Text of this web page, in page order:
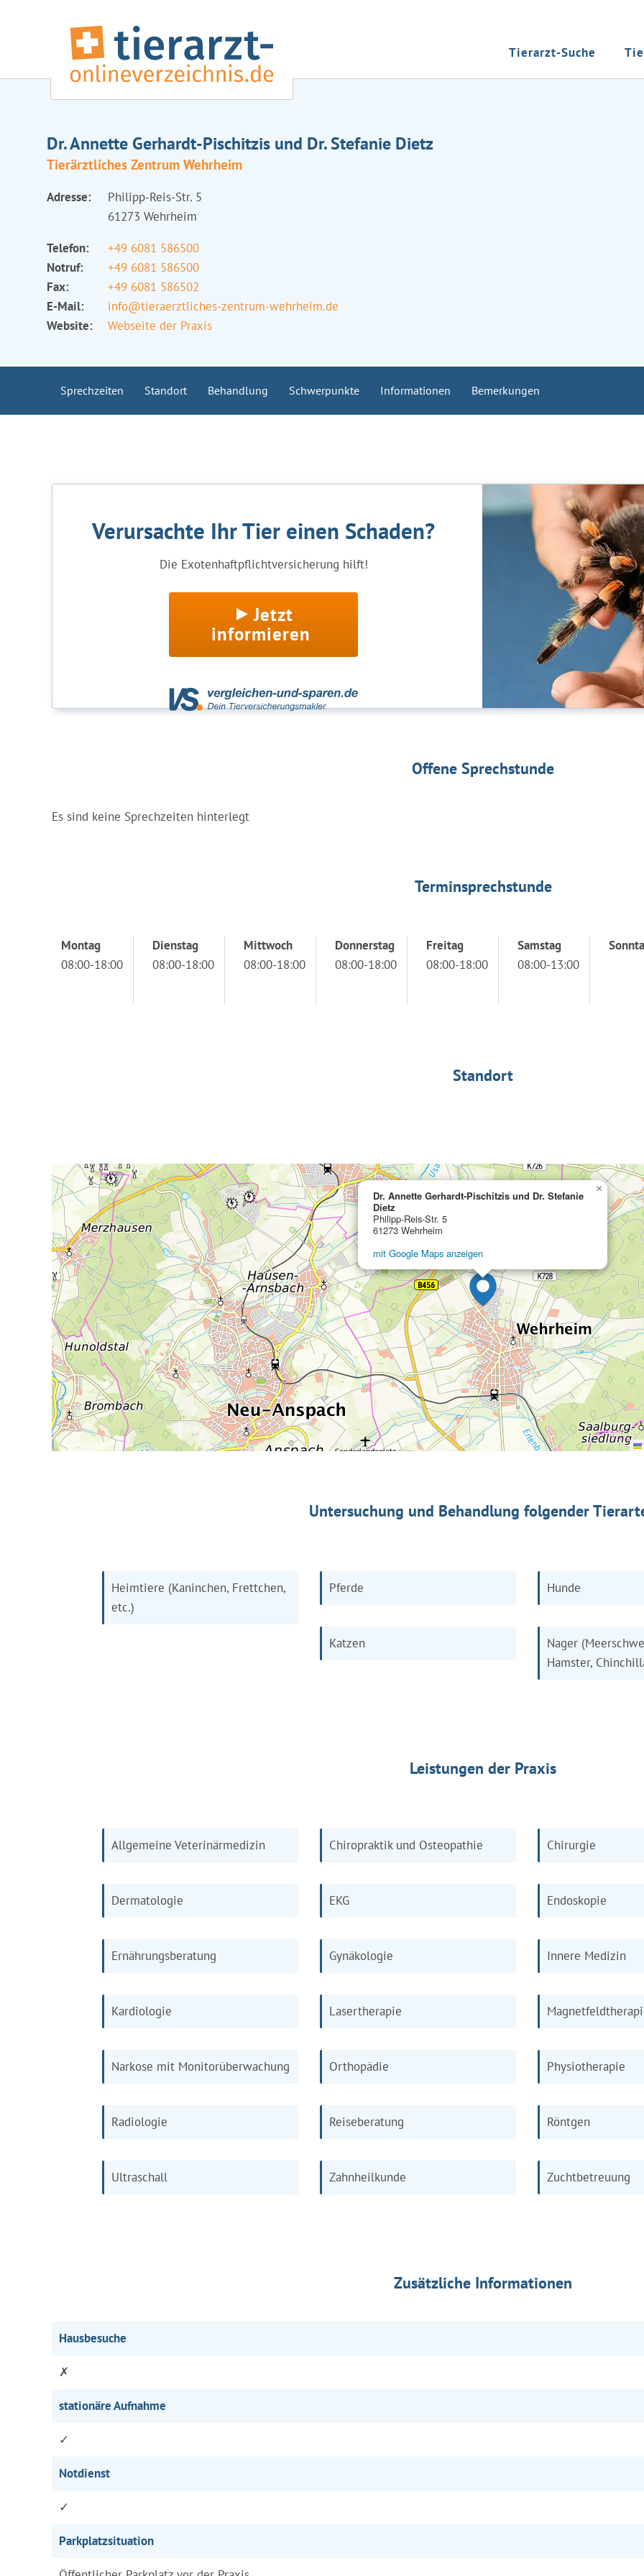
Tierarzt-Suche
Dr. Annette Gerhardt-Pischitzis und Dr. Stefanie Dietz
Tierärztliches Zentrum Wehrheim
Adresse:
Philipp-Reis-Str. 5
61273 Wehrheim
Telefon:
+49 6081 586500
Notruf:
+49 6081 586500
Fax:
+49 6081 586502
E-Mail:
info@tieraerztliches-zentrum-wehrheim.de
Website:
Webseite der Praxis
Sprechzeiten Standort Behandlung Schwerpunkte Informationen Bemerkungen
Verursachte Ihr Tier einen Schaden?
Die Exotenhaftpflichtversicherung hilft!
Jetzt
informieren
Offene Sprechstunde
Es sind keine Sprechzeiten hinterlegt
Terminsprechstunde
Montag
08:00-18:00
Dienstag
08:00-18:00
Mittwoch
08:00-18:00
Donnerstag
08:00-18:00
Freitag
08:00-18:00
Samstag
08:00-13:00
Standort
Dr. Annette Gerhardt-Pischitzis und Dr. Stefanie
Dietz
Philipp-Reis-Str. 5
61273 Wehrheim
mit Google Maps anzeigen
×
Untersuchung und Behandlung folgender
Heimtiere (Kaninchen, Frettchen,
etc.)
Pferde Hunde
Katzen
Nager
Hamster,
Leistungen der Praxis
Allgemeine Veterinärmedizin Chiropraktik und Osteopathie Chirurgie
Dermatologie EKG Endoskopie
Ernährungsberatung Gynäkologie Innere Medizin
Kardiologie Lasertherapie
Narkose mit Monitorüberwachung Orthopädie Physiotherapie
Radiologie Reiseberatung Röntgen
Ultraschall Zahnheilkunde Zuchtbetreuung
Zusätzliche Informationen
Hausbesuche
✗
stationäre Aufnahme
✓
Notdienst
✓
Parkplatzsituation